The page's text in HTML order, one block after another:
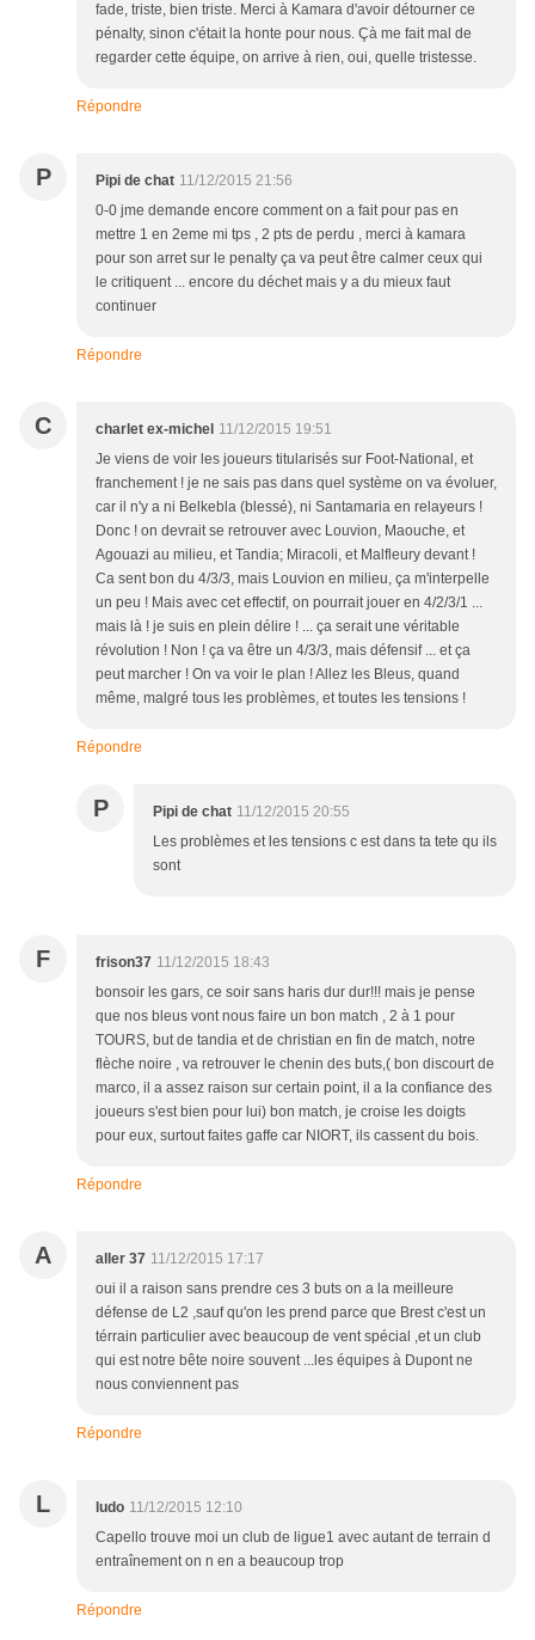
fade, triste, bien triste. Merci à Kamara d'avoir détourner ce
pénalty, sinon c'était la honte pour nous. Çà me fait mal de
regarder cette équipe, on arrive à rien, oui, quelle tristesse.
Répondre
P Pipi de chat 11/12/2015 21:56
0-0 jme demande encore comment on a fait pour pas en
mettre 1 en 2eme mi tps , 2 pts de perdu , merci à kamara
pour son arret sur le penalty ça va peut être calmer ceux qui
le critiquent ... encore du déchet mais y a du mieux faut
continuer
Répondre
C charlet ex-michel 11/12/2015 19:51
Je viens de voir les joueurs titularisés sur Foot-National, et
franchement ! je ne sais pas dans quel système on va évoluer,
car il n'y a ni Belkebla (blessé), ni Santamaria en relayeurs !
Donc ! on devrait se retrouver avec Louvion, Maouche, et
Agouazi au milieu, et Tandia; Miracoli, et Malfleury devant !
Ca sent bon du 4/3/3, mais Louvion en milieu, ça m'interpelle
un peu ! Mais avec cet effectif, on pourrait jouer en 4/2/3/1 ...
mais là ! je suis en plein délire ! ... ça serait une véritable
révolution ! Non ! ça va être un 4/3/3, mais défensif ... et ça
peut marcher ! On va voir le plan ! Allez les Bleus, quand
même, malgré tous les problèmes, et toutes les tensions !
Répondre
P Pipi de chat 11/12/2015 20:55
Les problèmes et les tensions c est dans ta tete qu ils
sont
F frison37 11/12/2015 18:43
bonsoir les gars, ce soir sans haris dur dur!!! mais je pense
que nos bleus vont nous faire un bon match , 2 à 1 pour
TOURS, but de tandia et de christian en fin de match, notre
flèche noire , va retrouver le chenin des buts,( bon discourt de
marco, il a assez raison sur certain point, il a la confiance des
joueurs s'est bien pour lui) bon match, je croise les doigts
pour eux, surtout faites gaffe car NIORT, ils cassent du bois.
Répondre
A aller 37 11/12/2015 17:17
oui il a raison sans prendre ces 3 buts on a la meilleure
défense de L2 ,sauf qu'on les prend parce que Brest c'est un
térrain particulier avec beaucoup de vent spécial ,et un club
qui est notre bête noire souvent ...les équipes à Dupont ne
nous conviennent pas
Répondre
L ludo 11/12/2015 12:10
Capello trouve moi un club de ligue1 avec autant de terrain d
entraînement on n en a beaucoup trop
Répondre